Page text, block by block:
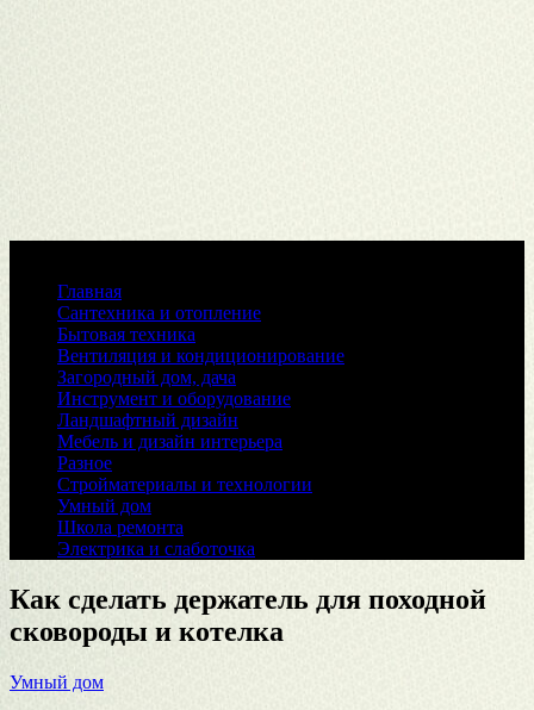
Главная
Сантехника и отопление
Бытовая техника
Вентиляция и кондиционирование
Загородный дом, дача
Инструмент и оборудование
Ландшафтный дизайн
Мебель и дизайн интерьера
Разное
Стройматериалы и технологии
Умный дом
Школа ремонта
Электрика и слаботочка
Как сделать держатель для походной
сковороды и котелка
Умный дом